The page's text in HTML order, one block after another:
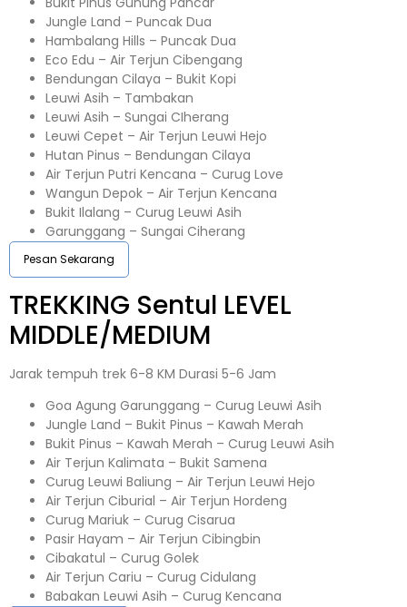
Jungle Land – Puncak Dua
Hambalang Hills – Puncak Dua
Eco Edu – Air Terjun Cibengang
Bendungan Cilaya – Bukit Kopi
Leuwi Asih – Tambakan
Leuwi Asih – Sungai CIherang
Leuwi Cepet – Air Terjun Leuwi Hejo
Hutan Pinus – Bendungan Cilaya
Air Terjun Putri Kencana – Curug Love
Wangun Depok – Air Terjun Kencana
Bukit Ilalang – Curug Leuwi Asih
Garunggang – Sungai Ciherang
Pesan Sekarang
TREKKING Sentul LEVEL
MIDDLE/MEDIUM
Jarak tempuh trek 6-8 KM Durasi 5-6 Jam
Goa Agung Garunggang – Curug Leuwi Asih
Jungle Land – Bukit Pinus – Kawah Merah
Bukit Pinus – Kawah Merah – Curug Leuwi Asih
Air Terjun Kalimata – Bukit Samena
Curug Leuwi Baliung – Air Terjun Leuwi Hejo
Air Terjun Ciburial – Air Terjun Hordeng
Curug Mariuk – Curug Cisarua
Pasir Hayam – Air Terjun Cibingbin
Cibakatul – Curug Golek
Air Terjun Cariu – Curug Cidulang
Babakan Leuwi Asih – Curug Kencana